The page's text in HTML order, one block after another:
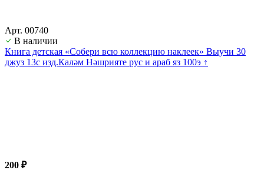
Арт. 00740
В наличии
Книга детская «Собери всю коллекцию наклеек» Выучи 30
джуз 13с изд.Каләм Нәшрияте рус и араб яз 100э ↑
200 ₽